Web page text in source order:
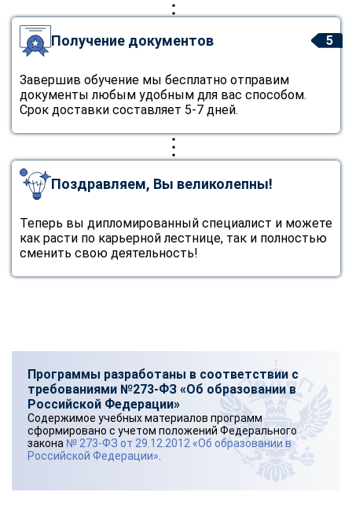
5
Получение документов
Завершив обучение мы бесплатно отправим
документы любым удобным для вас способом.
Срок доставки составляет 5-7 дней.
Поздравляем, Вы великолепны!
Теперь вы дипломированный специалист и можете
как расти по карьерной лестнице, так и полностью
сменить свою деятельность!
Программы разработаны в соответствии с
требованиями №273-ФЗ «Об образовании в
Российской Федерации»
Содержимое учебных материалов программ
сформировано с учетом положений Федерального
закона № 273-ФЗ от 29.12.2012 «Об образовании в
Российской Федерации»